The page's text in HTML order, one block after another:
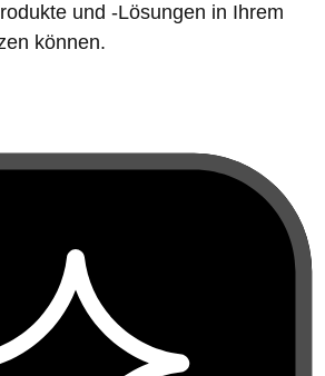
und -Lösungen in Ihrem
können.